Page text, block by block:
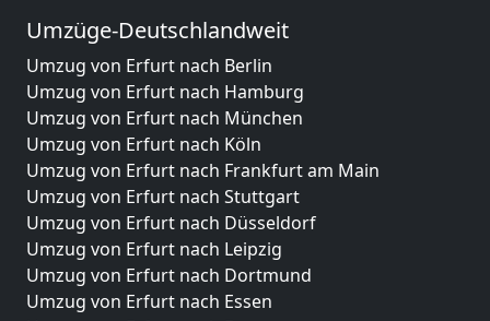
Umzüge-Deutschlandweit
Umzug von Erfurt nach Berlin
Umzug von Erfurt nach Hamburg
Umzug von Erfurt nach München
Umzug von Erfurt nach Köln
Umzug von Erfurt nach Frankfurt am Main
Umzug von Erfurt nach Stuttgart
Umzug von Erfurt nach Düsseldorf
Umzug von Erfurt nach Leipzig
Umzug von Erfurt nach Dortmund
Umzug von Erfurt nach Essen